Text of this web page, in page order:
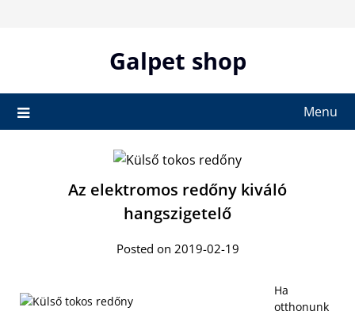
Galpet shop
Menu
Az elektromos redőny kiváló
hangszigetelő
Posted on 2019-02-19
Ha
otthonunk